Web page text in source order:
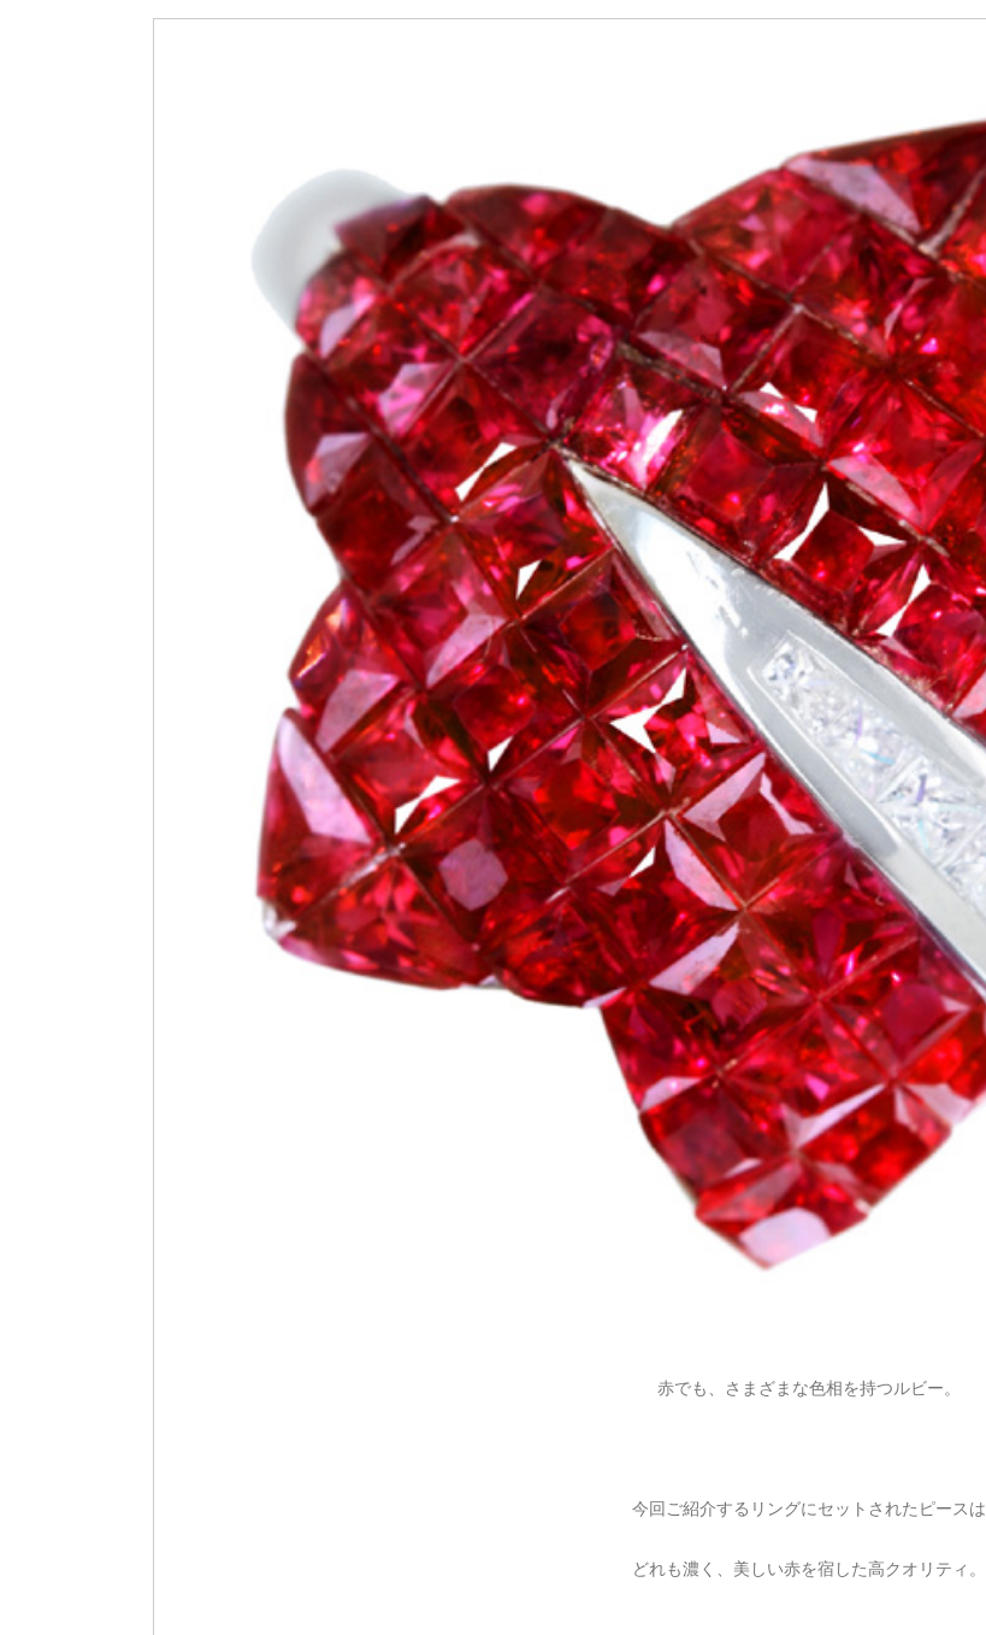
赤でも、さまざまな色相を持つルビー。
今回ご紹介するリングにセットされたピースは
どれも濃く、美しい赤を宿した高クオリティ。